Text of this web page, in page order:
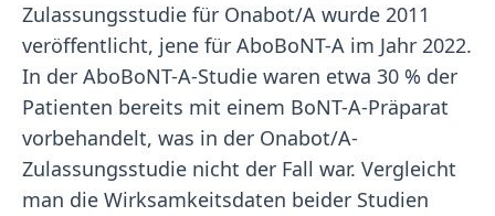
Zulassungsstudie für Onabot/A wurde 2011
veröffentlicht, jene für AboBoNT-A im Jahr 2022.
In der AboBoNT-A-Studie waren etwa 30 % der
Patienten bereits mit einem BoNT-A-Präparat
vorbehandelt, was in der Onabot/A-
Zulassungsstudie nicht der Fall war. Vergleicht
man die Wirksamkeitsdaten beider Studien